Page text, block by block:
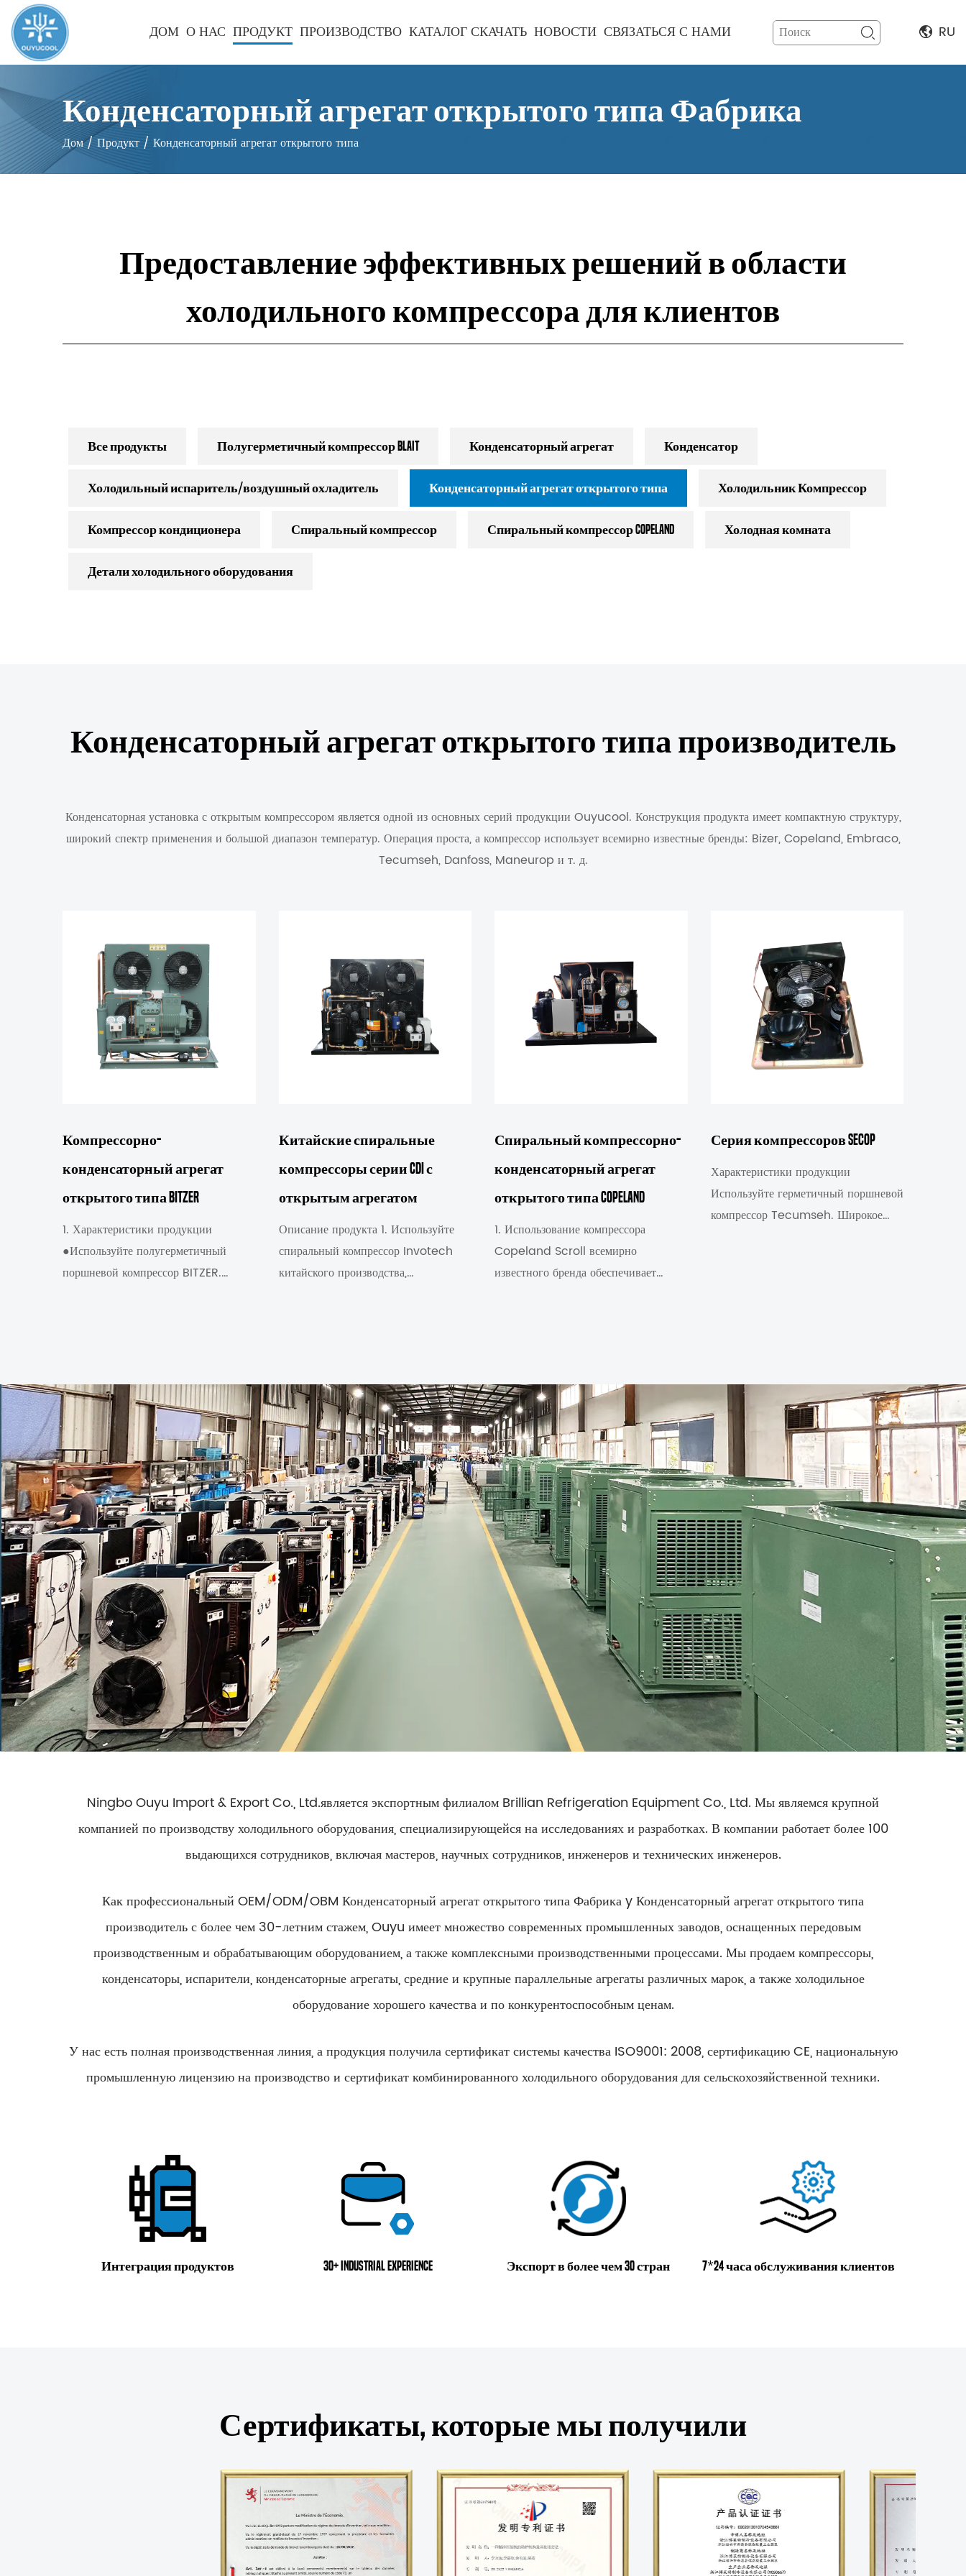
ДОМ О НАС ПРОДУКТ ПРОИЗВОДСТВО КАТАЛОГ СКАЧАТЬ НОВОСТИ СВЯЗАТЬСЯ С НАМИ RU
Конденсаторный агрегат открытого типа Фабрика
Дом/Продукт / Конденсаторный агрегат открытого типа
Предоставление эффективных решений в области
холодильного компрессора для клиентов
Все продукты Полугерметичный компрессор Blait Конденсаторный агрегат Конденсатор
Холодильный испаритель/воздушный охладитель Конденсаторный агрегат открытого типа Холодильник Компрессор
Компрессор кондиционера Спиральный компрессор Спиральный компрессор Copeland Холодная комната
Детали холодильного оборудования
Конденсаторный агрегат открытого типа производитель
Конденсаторная установка с открытым компрессором является одной из основных серий продукции Ouyucool. Конструкция продукта имеет компактную структуру,
широкий спектр применения и большой диапазон температур. Операция проста, а компрессор использует всемирно известные бренды: Bizer, Copeland, Embraco,
Tecumseh, Danfoss, Maneurop и т. д.
Компрессорно-
конденсаторный агрегат
открытого типа BITZER
1. Характеристики продукции
●Используйте полугерметичный
поршневой компрессор BITZER.
Китайские спиральные
компрессоры серии CDI с
открытым агрегатом
Описание продукта 1. Используйте
спиральный компрессор Invotech
китайского производства,
Спиральный компрессорно-
конденсаторный агрегат
открытого типа COPELAND
1. Использование компрессора
Copeland Scroll всемирно
известного бренда обеспечивает
Серия компрессоров Secop
Характеристики продукции
Используйте герметичный поршневой
компрессор Tecumseh. Широкое
Ningbo Ouyu Import & Export Co., Ltd.является экспортным филиалом Brillian Refrigeration Equipment Co., Ltd. Мы являемся крупной
компанией по производству холодильного оборудования, специализирующейся на исследованиях и разработках. В компании работает более 100
выдающихся сотрудников, включая мастеров, научных сотрудников, инженеров и технических инженеров.
Как профессиональный OEM/ODM/OBM Конденсаторный агрегат открытого типа Фабрика yКонденсаторный агрегат открытого типа
производитель с более чем 30-летним стажем, Ouyu имеет множество современных промышленных заводов, оснащенных передовым
производственным и обрабатывающим оборудованием, а также комплексными производственными процессами. Мы продаем компрессоры,
конденсаторы, испарители, конденсаторные агрегаты, средние и крупные параллельные агрегаты различных марок, а также холодильное
оборудование хорошего качества и по конкурентоспособным ценам.
У нас есть полная производственная линия, а продукция получила сертификат системы качества ISO9001: 2008, сертификацию CE, национальную
промышленную лицензию на производство и сертификат комбинированного холодильного оборудования для сельскохозяйственной техники.
Интеграция продуктов 30+ Industrial Experience Экспорт в более чем 30 стран 7*24 часа обслуживания клиентов
Сертификаты, которые мы получили